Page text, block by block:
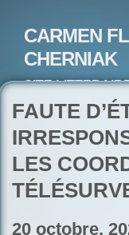
CARMEN
CHERNIAK
SITE
ARTISTE
FAUTE
LES
20 octobre,